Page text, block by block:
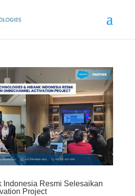
Indonesia Resmi Selesaikan
Project